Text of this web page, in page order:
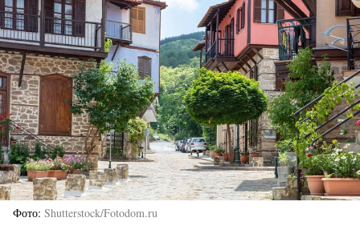
Фото Shutterstock/Fotodom.ru